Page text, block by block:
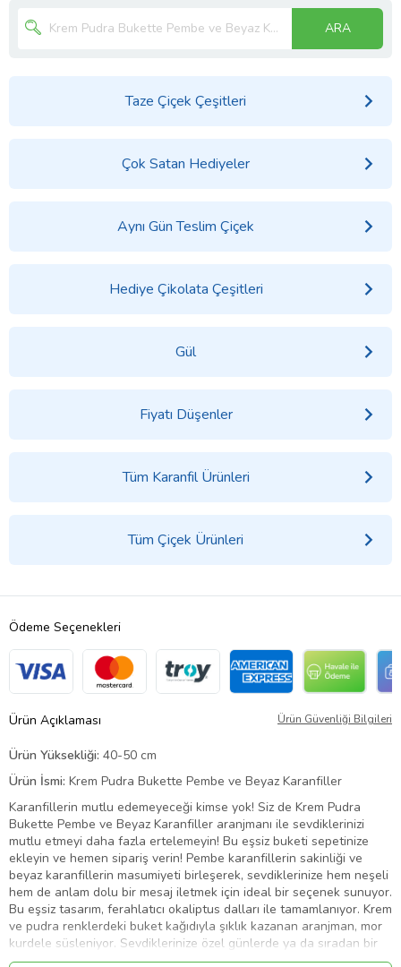
ARA
Taze Çiçek Çeşitleri
Çok Satan Hediyeler
Aynı Gün Teslim Çiçek
Hediye Çikolata Çeşitleri
Gül
Fiyatı Düşenler
Tüm Karanfil Ürünleri
Tüm Çiçek Ürünleri
Ödeme Seçenekleri
Ürün Açıklaması Ürün Güvenliği Bilgileri
Ürün Yüksekliği: 40-50 cm
Ürün İsmi: Krem Pudra Bukette Pembe ve Beyaz Karanfiller
Karanfillerin mutlu edemeyeceği kimse yok! Siz de Krem Pudra
Bukette Pembe ve Beyaz Karanfiller aranjmanı ile sevdiklerinizi
mutlu etmeyi daha fazla ertelemeyin! Bu eşsiz buketi sepetinize
ekleyin ve hemen sipariş verin! Pembe karanfillerin sakinliği ve
beyaz karanfillerin masumiyeti birleşerek, sevdiklerinize hem neşeli
hem de anlam dolu bir mesaj iletmek için ideal bir seçenek sunuyor.
Bu eşsiz tasarım, ferahlatıcı okaliptus dalları ile tamamlanıyor. Krem
ve pudra renklerdeki buket kağıdıyla şıklık kazanan aranjman, mor
kurdele süsleniyor. Sevdiklerinize özel günlerde ya da sıradan bir
günü güzelleştirmek için hediye edebileceğiniz buket, hem zarif